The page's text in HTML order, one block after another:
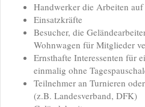
Handwerker die Arbeiten
Einsatzkräfte
Besucher, die
Wohnwagen für Mitglieder
Ernsthafte Interessenten für
einmalig ohne
Teilnehmer an Turnieren
(z.B. Landesverband, DFK)